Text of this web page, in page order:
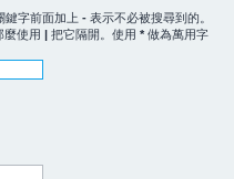
鍵字前面加上 - 表示不必被搜尋到的。
麼使用 | 把它隔開。使用 * 做為萬用字